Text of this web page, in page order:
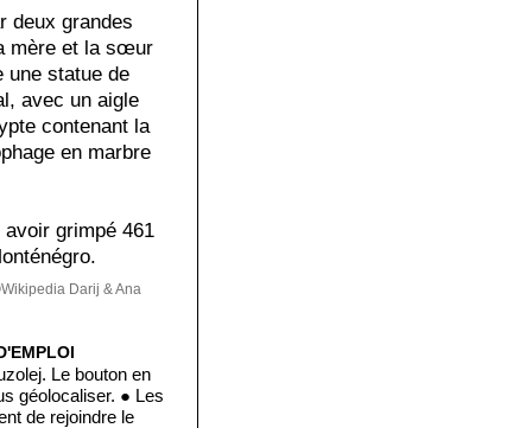
deux grandes
mère et la sœur
une statue de
avec un aigle
contenant la
en marbre
grimpé 461
Darij & Ana
Le bouton en
géolocaliser. ● Les
de rejoindre le